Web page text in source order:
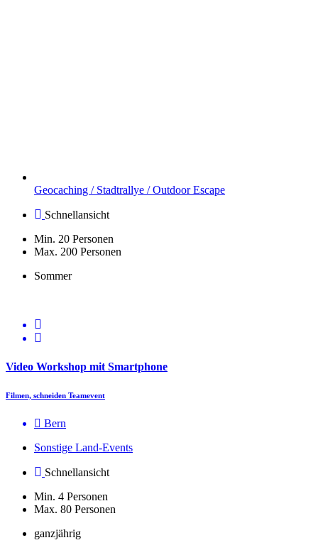
Geocaching / Stadtrallye / Outdoor Escape
Schnellansicht
Min. 20 Personen
Max. 200 Personen
Sommer
Video Workshop mit Smartphone
Filmen, schneiden Teamevent
Bern
Sonstige Land-Events
Schnellansicht
Min. 4 Personen
Max. 80 Personen
ganzjährig